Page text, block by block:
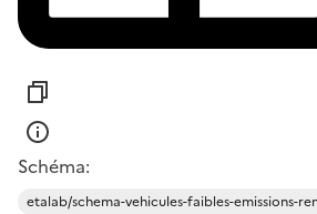
Schéma:
etalab/schema-vehicules-faibles-emissions-